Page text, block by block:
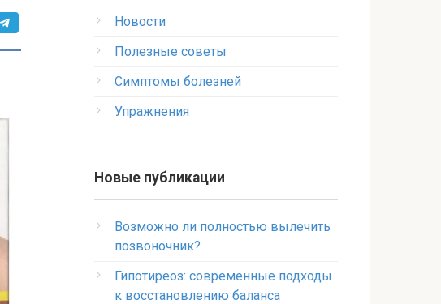
Новости
Полезные советы
Симптомы болезней
Упражнения
Новые публикации
Возможно ли полностью вылечить
позвоночник?
Гипотиреоз: современные подходы
к восстановлению баланса